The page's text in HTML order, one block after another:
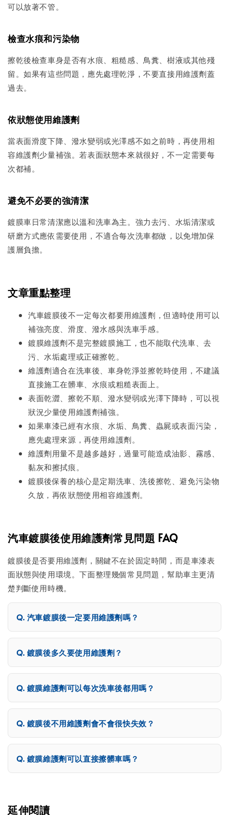
可以放著不管。
檢查水痕和污染物
擦乾後檢查車身是否有水痕、粗糙感、鳥糞、樹液或其他殘
留。如果有這些問題，應先處理乾淨，不要直接用維護劑蓋
過去。
依狀態使用維護劑
當表面滑度下降、潑水變弱或光澤感不如之前時，再使用相
容維護劑少量補強。若表面狀態本來就很好，不一定需要每
次都補。
避免不必要的強清潔
鍍膜車日常清潔應以溫和洗車為主。強力去污、水垢清潔或
研磨方式應依需要使用，不適合每次洗車都做，以免增加保
護層負擔。
文章重點整理
汽車鍍膜後不一定每次都要用維護劑，但適時使用可以
補強亮度、滑度、潑水感與洗車手感。
鍍膜維護劑不是完整鍍膜施工，也不能取代洗車、去
污、水垢處理或正確擦乾。
維護劑適合在洗車後、車身乾淨並擦乾時使用，不建議
直接施工在髒車、水痕或粗糙表面上。
表面乾澀、擦乾不順、潑水變弱或光澤下降時，可以視
狀況少量使用維護劑補強。
如果車漆已經有水痕、水垢、鳥糞、蟲屍或表面污染，
應先處理來源，再使用維護劑。
維護劑用量不是越多越好，過量可能造成油影、霧感、
黏灰和擦拭痕。
鍍膜後保養的核心是定期洗車、洗後擦乾、避免污染物
久放，再依狀態使用相容維護劑。
汽車鍍膜後使用維護劑常見問題 FAQ
鍍膜後是否要用維護劑，關鍵不在於固定時間，而是車漆表
面狀態與使用環境。下面整理幾個常見問題，幫助車主更清
楚判斷使用時機。
汽車鍍膜後一定要用維護劑嗎？
鍍膜後多久要使用維護劑？
鍍膜維護劑可以每次洗車後都用嗎？
鍍膜後不用維護劑會不會很快失效？
鍍膜維護劑可以直接擦髒車嗎？
延伸閱讀